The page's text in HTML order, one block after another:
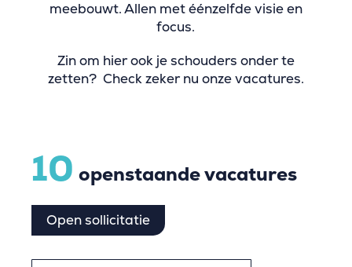
meebouwt. Allen met éénzelfde visie en
focus.
Zin om hier ook je schouders onder te
zetten? Check zeker nu onze vacatures.
10 openstaande vacatures
Open sollicitatie